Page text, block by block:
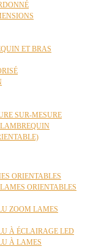
ET BRAS
SUR-MESURE
LAMBREQUIN
ORIENTABLES
ORIENTABLES
ZOOM LAMES
À ÉCLAIRAGE LED
À LAMES